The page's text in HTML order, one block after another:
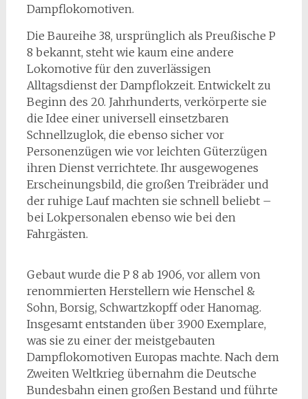
Dampflokomotiven.
Die Baureihe 38, ursprünglich als Preußische P
8 bekannt, steht wie kaum eine andere
Lokomotive für den zuverlässigen
Alltagsdienst der Dampflokzeit. Entwickelt zu
Beginn des 20. Jahrhunderts, verkörperte sie
die Idee einer universell einsetzbaren
Schnellzuglok, die ebenso sicher vor
Personenzügen wie vor leichten Güterzügen
ihren Dienst verrichtete. Ihr ausgewogenes
Erscheinungsbild, die großen Treibräder und
der ruhige Lauf machten sie schnell beliebt –
bei Lokpersonalen ebenso wie bei den
Fahrgästen.
Gebaut wurde die P 8 ab 1906, vor allem von
renommierten Herstellern wie Henschel &
Sohn, Borsig, Schwartzkopff oder Hanomag.
Insgesamt entstanden über 3.900 Exemplare,
was sie zu einer der meistgebauten
Dampflokomotiven Europas machte. Nach dem
Zweiten Weltkrieg übernahm die Deutsche
Bundesbahn einen großen Bestand und führte